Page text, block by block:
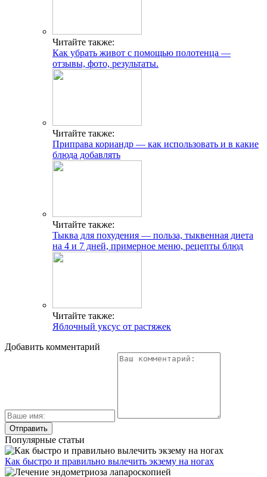
Читайте также:
Как убрать живот с помощью полотенца —
отзывы, фото, результаты.
Читайте также:
Приправа кориандр — как использовать и в какие
блюда добавлять
Читайте также:
Тыква для похудения — польза, тыквенная диета
на 4 и 7 дней, примерное меню, рецепты блюд
Читайте также:
Яблочный уксус от растяжек
Добавить комментарий
Популярные статьи
Как быстро и правильно вылечить экзему на ногах